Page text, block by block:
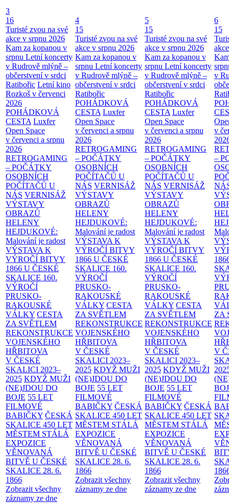
3
16
Turisté zvou na své
akce v srpnu 2026
Kam za kopanou v
srpnu Letní koncerty
v Rudrově mlýně –
občerstvení v srdci
Ratibořic Letní kino
Rozkoš v červenci
2026
POHÁDKOVÁ
CESTA Luxfer
Open Space
v červenci a srpnu
2026
RETROGAMING
– POČÁTKY
OSOBNÍCH
POČÍTAČŮ U
NÁS VERNISÁŽ
VÝSTAVY
OBRAZŮ
HELENY
HEJDUKOVÉ:
Malování je radost
VÝSTAVA K
VÝROČÍ BITVY
1866 U ČESKÉ
SKALICE 160.
VÝROČÍ
PRUSKO-
RAKOUSKÉ
VÁLKY CESTA
ZA SVĚTLEM
REKONSTRUKCE
VOJENSKÉHO
HŘBITOVA
V ČESKÉ
SKALICI 2023–
2025 KDYŽ MUŽI
(NE)JDOU DO
BOJE 55 LET
FILMOVÉ
BABIČKY ČESKÁ
SKALICE 450 LET
MĚSTEM STÁLÁ
EXPOZICE
VĚNOVANÁ
BITVĚ U ČESKÉ
SKALICE 28. 6.
1866
Zobrazit všechny
záznamy ze dne
4
15
Turisté zvou na své
akce v srpnu 2026
Kam za kopanou v
srpnu Letní koncerty
v Rudrově mlýně –
občerstvení v srdci
Ratibořic
POHÁDKOVÁ
CESTA Luxfer
Open Space
v červenci a srpnu
2026
RETROGAMING
– POČÁTKY
OSOBNÍCH
POČÍTAČŮ U
NÁS VERNISÁŽ
VÝSTAVY
OBRAZŮ
HELENY
HEJDUKOVÉ:
Malování je radost
VÝSTAVA K
VÝROČÍ BITVY
1866 U ČESKÉ
SKALICE 160.
VÝROČÍ
PRUSKO-
RAKOUSKÉ
VÁLKY CESTA
ZA SVĚTLEM
REKONSTRUKCE
VOJENSKÉHO
HŘBITOVA
V ČESKÉ
SKALICI 2023–
2025 KDYŽ MUŽI
(NE)JDOU DO
BOJE 55 LET
FILMOVÉ
BABIČKY ČESKÁ
SKALICE 450 LET
MĚSTEM STÁLÁ
EXPOZICE
VĚNOVANÁ
BITVĚ U ČESKÉ
SKALICE 28. 6.
1866
Zobrazit všechny
záznamy ze dne
5
15
Turisté zvou na své
akce v srpnu 2026
Kam za kopanou v
srpnu Letní koncerty
v Rudrově mlýně –
občerstvení v srdci
Ratibořic
POHÁDKOVÁ
CESTA Luxfer
Open Space
v červenci a srpnu
2026
RETROGAMING
– POČÁTKY
OSOBNÍCH
POČÍTAČŮ U
NÁS VERNISÁŽ
VÝSTAVY
OBRAZŮ
HELENY
HEJDUKOVÉ:
Malování je radost
VÝSTAVA K
VÝROČÍ BITVY
1866 U ČESKÉ
SKALICE 160.
VÝROČÍ
PRUSKO-
RAKOUSKÉ
VÁLKY CESTA
ZA SVĚTLEM
REKONSTRUKCE
VOJENSKÉHO
HŘBITOVA
V ČESKÉ
SKALICI 2023–
2025 KDYŽ MUŽI
(NE)JDOU DO
BOJE 55 LET
FILMOVÉ
BABIČKY ČESKÁ
SKALICE 450 LET
MĚSTEM STÁLÁ
EXPOZICE
VĚNOVANÁ
BITVĚ U ČESKÉ
SKALICE 28. 6.
1866
Zobrazit všechny
záznamy ze dne
6
15
v
v
–
ZA
V